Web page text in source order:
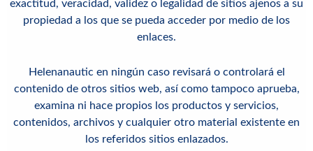
exactitud, veracidad, validez o legalidad de sitios ajenos a su
propiedad a los que se pueda acceder por medio de los
enlaces.
Helenanautic en ningún caso revisará o controlará el
contenido de otros sitios web, así como tampoco aprueba,
examina ni hace propios los productos y servicios,
contenidos, archivos y cualquier otro material existente en
los referidos sitios enlazados.